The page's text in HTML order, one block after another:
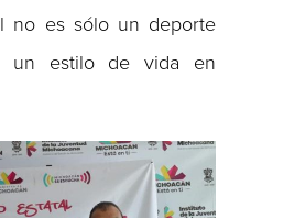
no es sólo un deporte
un estilo de vida en